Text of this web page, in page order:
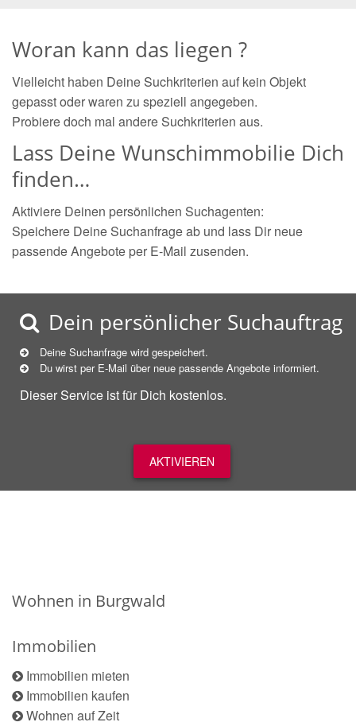
Woran kann das liegen ?
Vielleicht haben Deine Suchkriterien auf kein Objekt
gepasst oder waren zu speziell angegeben.
Probiere doch mal andere Suchkriterien aus.
Lass Deine Wunschimmobilie Dich
finden…
Aktiviere Deinen persönlichen Suchagenten:
Speichere Deine Suchanfrage ab und lass Dir neue
passende Angebote per E-Mail zusenden.
Dein persönlicher Suchauftrag
Deine Suchanfrage wird gespeichert.
Du wirst per E-Mail über neue passende Angebote informiert.
Dieser Service ist für Dich kostenlos.
AKTIVIEREN
Wohnen in Burgwald
Immobilien
Immobilien mieten
Immobilien kaufen
Wohnen auf Zeit